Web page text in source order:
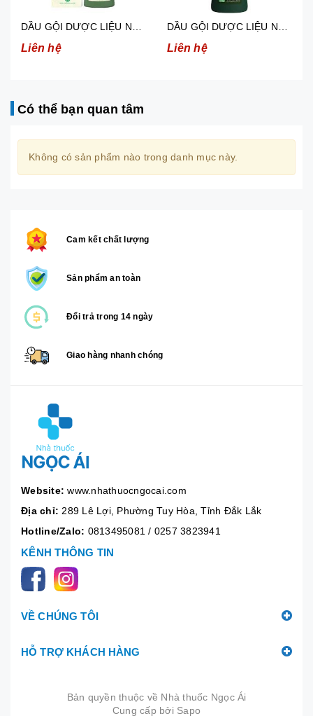
DẦU GỘI DƯỢC LIỆU NGUYÊN XUÂN HƯƠNG BƯỞI 200ML/ CHAI. DẦU GỘI DƯỢC LIỆU NGUYÊN XUÂN XANH DƯỠNG TÓC CÓ VÒI 450ML
Có thể bạn quan tâm
Không có sản phẩm nào trong danh mục này.
Cam kết chất lượng
Sản phẩm an toàn
Đổi trả trong 14 ngày
Giao hàng nhanh chóng
Website: www.nhathuocngocai.com
Địa chỉ: 289 Lê Lợi, Phường Tuy Hòa, Tỉnh Đắk Lắk
Hotline/Zalo: 0813495081/ 0257 3823941
KÊNH THÔNG TIN
VỀ CHÚNG TÔI
HỖ TRỢ KHÁCH HÀNG
Bản quyền thuộc về Nhà thuốc Ngọc Ái
|
Cung cấp bởi Sapo